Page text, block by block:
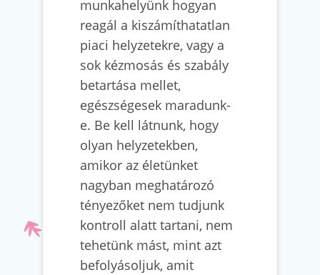
munkahelyünk hogyan
reagál a kiszámíthatatlan
piaci helyzetekre, vagy a
sok kézmosás és szabály
betartása mellet,
egészségesek maradunk-
e. Be kell látnunk, hogy
olyan helyzetekben,
amikor az életünket
nagyban meghatározó
tényezőket nem tudjunk
kontroll alatt tartani, nem
tehetünk mást, mint azt
befolyásoljuk, amit